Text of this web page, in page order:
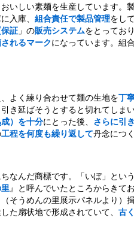
おいしい素麺を生産しています。製
入庫、 組合責任で製品管理をし
証 」の販売システムをとってお
れるマークになっています。組
よく練り合わせて麺の生地を丁
き延ばそうとすると切れてしま
）を十分にとった後、 さらに引
工程を何度も繰り返して丹念につ
ちなんだ商標です。「いぼ」とい
』と呼んでいたところからきて
そうめんの里展示パネルより）
た扇状地で形成されていて、 古